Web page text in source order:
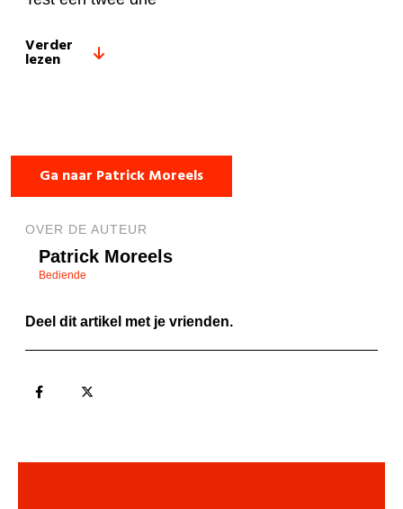
Verder
lezen
Ga naar Patrick Moreels
OVER DE AUTEUR
Patrick Moreels
Bediende
Deel dit artikel met je vrienden.